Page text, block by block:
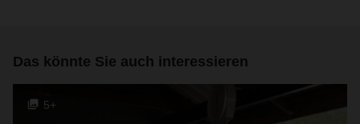
Das könnte Sie auch interessieren
5+